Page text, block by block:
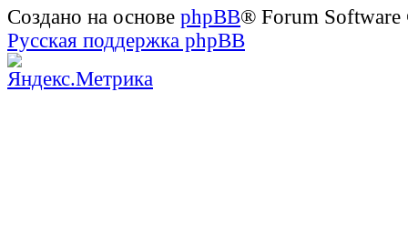
Создано на основе phpBB® Forum
Русская поддержка phpBB